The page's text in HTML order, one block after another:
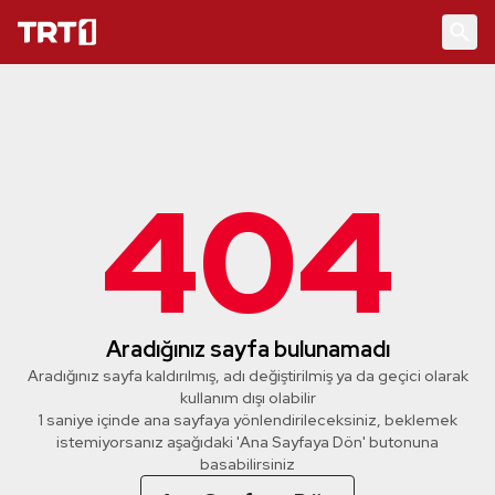
404
Aradığınız sayfa bulunamadı
Aradığınız sayfa kaldırılmış, adı değiştirilmiş ya da geçici olarak
kullanım dışı olabilir
1 saniye içinde ana sayfaya yönlendirileceksiniz, beklemek
istemiyorsanız aşağıdaki 'Ana Sayfaya Dön' butonuna
basabilirsiniz